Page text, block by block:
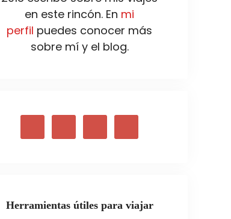
en este rincón. En mi
perfil puedes conocer más
sobre mí y el blog.
Herramientas útiles para viajar